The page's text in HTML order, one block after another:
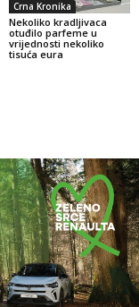
Crna Kronika
Nekoliko kradljivaca
otuđilo parfeme u
vrijednosti nekoliko
tisuća eura